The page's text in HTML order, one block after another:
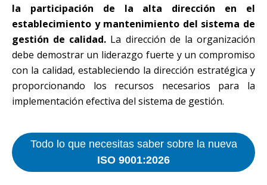
la participación de la alta dirección en el
establecimiento y mantenimiento del sistema de
gestión de calidad. La dirección de la organización
debe demostrar un liderazgo fuerte y un compromiso
con la calidad, estableciendo la dirección estratégica y
proporcionando los recursos necesarios para la
implementación efectiva del sistema de gestión.
Todo lo que necesitas saber sobre la nueva
ISO 9001:2026